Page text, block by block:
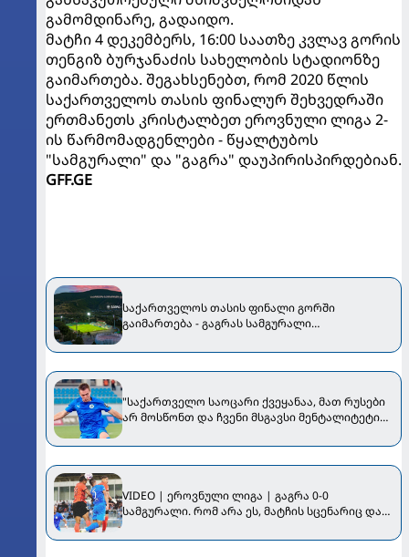
გამომდინარე, გადაიდო.
​მატჩი 4 დეკემბერს, 16:00 საათზე კვლავ გორის
თენგიზ ბურჯანაძის სახელობის სტადიონზე
გაიმართება. შეგახსენებთ, რომ 2020 წლის
საქართველოს თასის ფინალურ შეხვედრაში
ერთმანეთს კრისტალბეთ ეროვნული ლიგა 2-
ის წარმომადგენლები - წყალტუბოს
"სამგურალი" და "გაგრა" დაუპირისპირდებიან.
GFF.GE
საქართველოს თასის ფინალი გორში
გაიმართება - გაგრას სამგურალი
"საქართველო საოცარი ქვეყანაა, მათ რუსები
არ მოსწონთ და ჩვენი მსგავსი მენტალიტეტი
ფორვარდთან
VIDEO | ეროვნული ლიგა | გაგრა 0-0
სამგურალი. რომ არა ეს, მატჩის სცენარიც და
ყოფილიყო...